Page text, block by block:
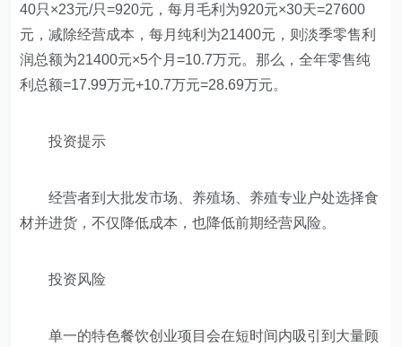
40只×23元/只=920元，每月毛利为920元×30天=27600
元，减除经营成本，每月纯利为21400元，则淡季零售利
润总额为21400元×5个月=10.7万元。那么，全年零售纯
利总额=17.99万元+10.7万元=28.69万元。
投资提示
经营者到大批发市场、养殖场、养殖专业户处选择食
材并进货，不仅降低成本，也降低前期经营风险。
投资风险
单一的特色餐饮创业项目会在短时间内吸引到大量顾